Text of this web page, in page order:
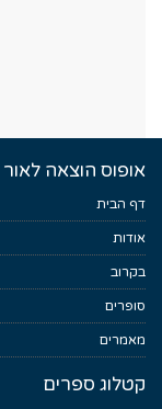
אופוס הוצאה לאור
דף הבית
אודות
בקרוב
סופרים
מאמרים
קטלוג ספרים